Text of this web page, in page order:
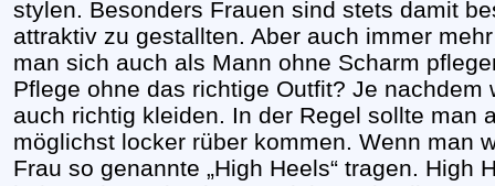
stylen. Besonders Frauen sind stets damit
attraktiv zu gestallten. Aber auch immer
man sich auch als Mann ohne Scharm
Pflege ohne das richtige Outfit? Je
auch richtig kleiden. In der Regel sollte man
möglichst locker rüber kommen. Wenn man
Frau so genannte „High Heels“ tragen. High